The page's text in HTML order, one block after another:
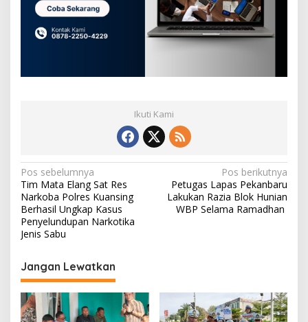
Ikuti Kami
N
a
v
i
a
s
i
Pos sebelumnya
Tim Mata Elang Sat Res
Narkoba Polres Kuansing
Berhasil Ungkap Kasus
Penyelundupan Narkotika
Jenis Sabu
Pos berikutnya
Petugas Lapas Pekanbaru
Lakukan Razia Blok Hunian
WBP Selama Ramadhan
Jangan Lewatkan